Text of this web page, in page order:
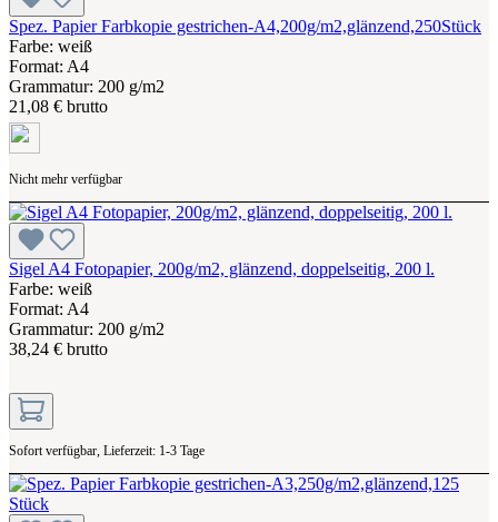
Spez. Papier Farbkopie gestrichen-A4,200g/m2,glänzend,250Stück
Farbe: weiß
Format: A4
Grammatur: 200 g/m2
21,08 € brutto
Nicht mehr verfügbar
Sigel A4 Fotopapier, 200g/m2, glänzend, doppelseitig, 200 l.
Farbe: weiß
Format: A4
Grammatur: 200 g/m2
38,24 € brutto
Sofort verfügbar, Lieferzeit: 1-3 Tage